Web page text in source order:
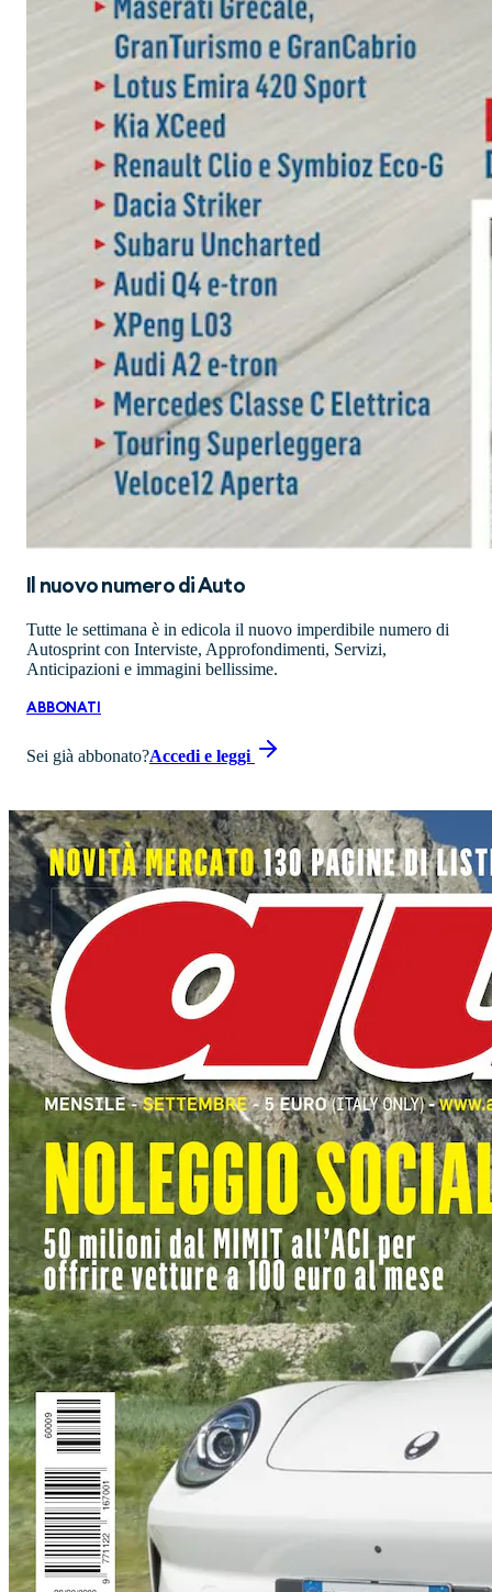
Il nuovo numero diAuto
Tutte le settimana è in edicola il nuovo imperdibile numero di
Autosprint con Interviste, Approfondimenti, Servizi,
Anticipazioni e immagini bellissime.
ABBONATI
Sei già abbonato?Accedi e leggi